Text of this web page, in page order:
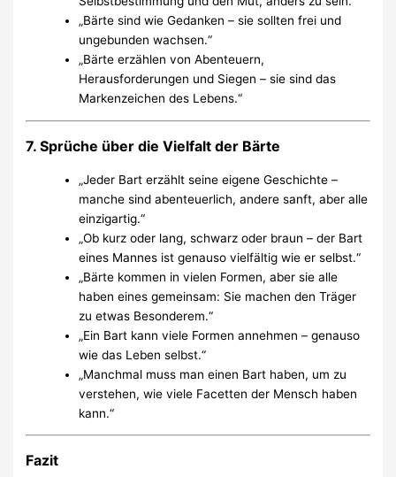
„Bärte sind wie Gedanken – sie sollten frei und
ungebunden wachsen.“
„Bärte erzählen von Abenteuern,
Herausforderungen und Siegen – sie sind das
Markenzeichen des Lebens.“
7. Sprüche über die Vielfalt der Bärte
„Jeder Bart erzählt seine eigene Geschichte –
manche sind abenteuerlich, andere sanft, aber alle
einzigartig.“
„Ob kurz oder lang, schwarz oder braun – der Bart
eines Mannes ist genauso vielfältig wie er selbst.“
„Bärte kommen in vielen Formen, aber sie alle
haben eines gemeinsam: Sie machen den Träger
zu etwas Besonderem.“
„Ein Bart kann viele Formen annehmen – genauso
wie das Leben selbst.“
„Manchmal muss man einen Bart haben, um zu
verstehen, wie viele Facetten der Mensch haben
kann.“
Fazit